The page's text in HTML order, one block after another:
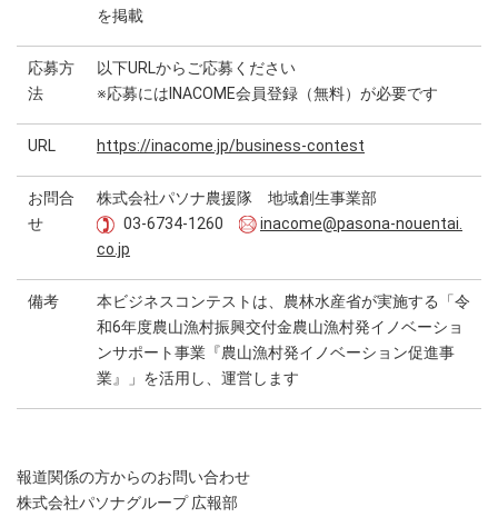
を掲載
応募方
法
以下URLからご応募ください
※応募にはINACOME会員登録（無料）が必要です
URL https://inacome.jp/business-contest
お問合
せ
株式会社パソナ農援隊 地域創生事業部
03-6734-1260
inacome@pasona-nouentai.
co.jp
備考
本ビジネスコンテストは、農林水産省が実施する「令
和6年度農山漁村振興交付金農山漁村発イノベーショ
ンサポート事業『農山漁村発イノベーション促進事
業』」を活用し、運営します
報道関係の方からのお問い合わせ
株式会社パソナグループ 広報部